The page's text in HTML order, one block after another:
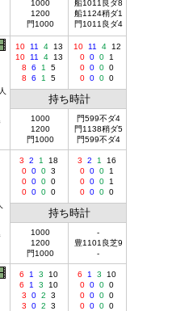
1000
1200
門1000
船1011良ダ8
船1124稍ダ1
門1011良ダ4
10 11 4
13
10
11 4
13
8
6 1
5
8
6 1 5
10 11 4
12
0 0 0
1
0 0 0 0
0 0 0 0
持ち時計
1000
1200
門1000
門599不ダ4
門1138稍ダ5
門599不ダ4
3 2 1
18
0 0 0 3
0 0 0 0
0 0 0 0
3 2 1
16
0 0 0
1
0 0 0
1
0 0 0 0
持ち時計
1000
1200
門1000
-
豊1101良芝9
-
6 1 3
10
6
1 3
10
3
0 2
3
3
0 2 3
6 1 3
10
0 0 0 0
0 0 0 0
0 0 0 0